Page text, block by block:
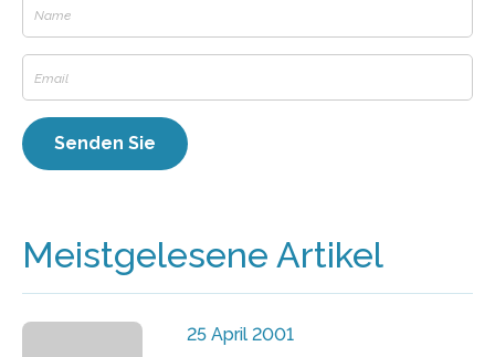
Meistgelesene Artikel
25 April 2001